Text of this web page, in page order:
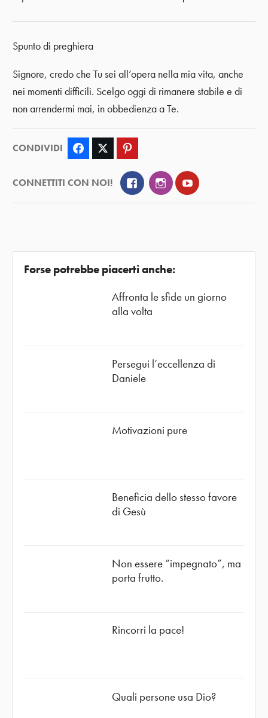
Spunto di preghiera
Signore, credo che Tu sei all’opera nella mia vita, anche
nei momenti difficili. Scelgo oggi di rimanere stabile e di
non arrendermi mai, in obbedienza a Te.
CONDIVIDI Facebook Twitter
CONNETTITI CON NOI! FacebookInstagramYouTube
Forse potrebbe piacerti anche:
Affronta le sfide un giorno
alla volta
Persegui l’eccellenza di
Daniele
Motivazioni pure
Beneficia dello stesso favore
di Gesù
Non essere “impegnato”, ma
porta frutto.
Rincorri la pace!
Quali persone usa Dio?